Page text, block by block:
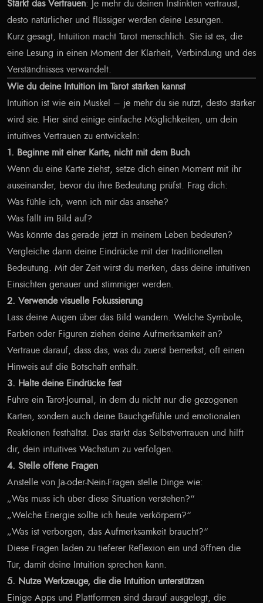
Stärkt das Vertrauen: Je mehr du deinen Instinkten vertraust,
desto natürlicher und flüssiger werden deine Lesungen.
Kurz gesagt, Intuition macht Tarot menschlich. Sie ist es, die
eine Lesung in einen Moment der Klarheit, Verbindung und des
Verständnisses verwandelt.
Wie du deine Intuition im Tarot stärken kannst
Intuition ist wie ein Muskel – je mehr du sie nutzt, desto stärker
wird sie. Hier sind einige einfache Möglichkeiten, um dein
intuitives Vertrauen zu entwickeln:
1. Beginne mit einer Karte, nicht mit dem Buch
Wenn du eine Karte ziehst, setze dich einen Moment mit ihr
auseinander, bevor du ihre Bedeutung prüfst. Frag dich:
Was fühle ich, wenn ich mir das ansehe?
Was fällt im Bild auf?
Was könnte das gerade jetzt in meinem Leben bedeuten?
Vergleiche dann deine Eindrücke mit der traditionellen
Bedeutung. Mit der Zeit wirst du merken, dass deine intuitiven
Einsichten genauer und stimmiger werden.
2. Verwende visuelle Fokussierung
Lass deine Augen über das Bild wandern. Welche Symbole,
Farben oder Figuren ziehen deine Aufmerksamkeit an?
Vertraue darauf, dass das, was du zuerst bemerkst, oft einen
Hinweis auf die Botschaft enthält.
3. Halte deine Eindrücke fest
Führe ein Tarot-Journal, in dem du nicht nur die gezogenen
Karten, sondern auch deine Bauchgefühle und emotionalen
Reaktionen festhältst. Das stärkt das Selbstvertrauen und hilft
dir, dein intuitives Wachstum zu verfolgen.
4. Stelle offene Fragen
Anstelle von Ja-oder-Nein-Fragen stelle Dinge wie:
„Was muss ich über diese Situation verstehen?“
„Welche Energie sollte ich heute verkörpern?“
„Was ist verborgen, das Aufmerksamkeit braucht?“
Diese Fragen laden zu tieferer Reflexion ein und öffnen die
Tür, damit deine Intuition sprechen kann.
5. Nutze Werkzeuge, die die Intuition unterstützen
Einige Apps und Plattformen sind darauf ausgelegt, die